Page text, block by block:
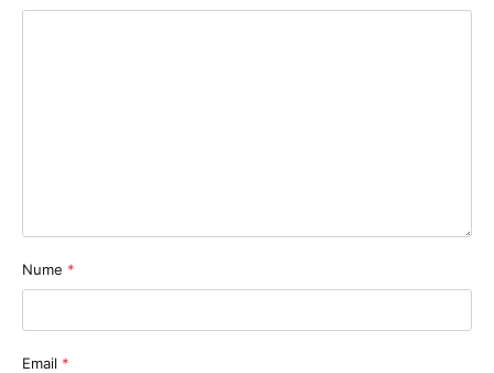
Nume *
Email *